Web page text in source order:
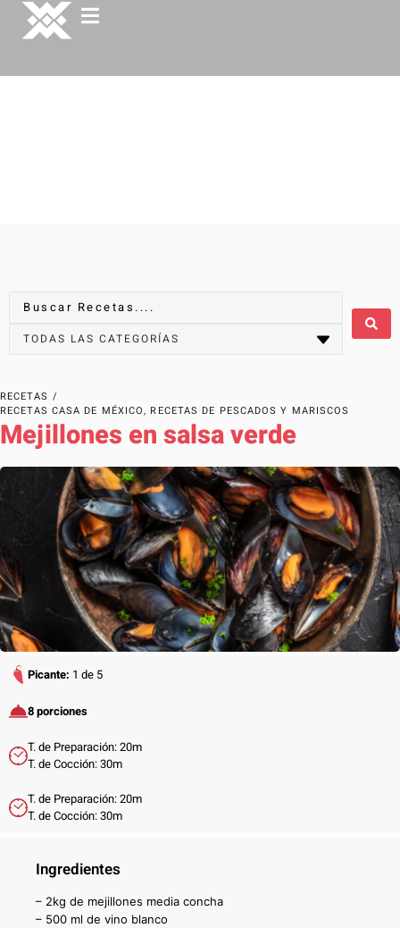
RECETAS /
RECETAS CASA DE MÉXICO, RECETAS DE PESCADOS Y MARISCOS
Mejillones en salsa verde
Picante: 1 de 5
8 porciones
T. de Preparación: 20m
T. de Cocción: 30m
T. de Preparación: 20m
T. de Cocción: 30m
Ingredientes
– 2kg de mejillones media concha
– 500 ml de vino blanco